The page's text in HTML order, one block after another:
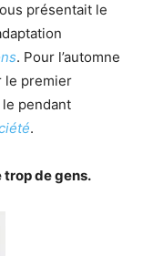
présentait le
. Pour l’automne
le premier
le pendant
.
trop de gens.